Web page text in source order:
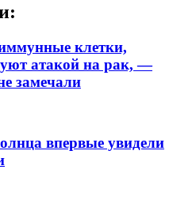
клетки,
атакой на рак, —
замечали
впервые увидели